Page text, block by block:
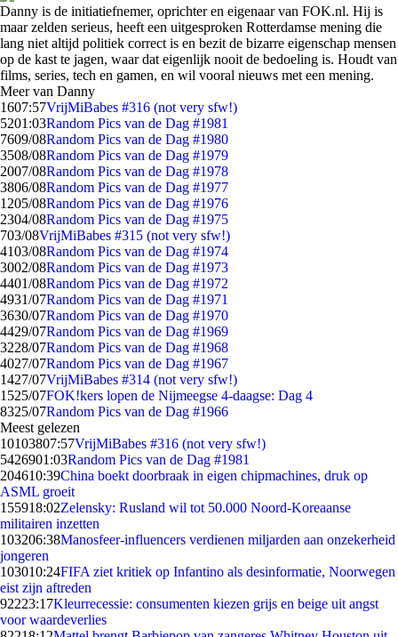
Danny is de initiatiefnemer, oprichter en eigenaar van FOK.nl. Hij is
maar zelden serieus, heeft een uitgesproken Rotterdamse mening die
lang niet altijd politiek correct is en bezit de bizarre eigenschap mensen
op de kast te jagen, waar dat eigenlijk nooit de bedoeling is. Houdt van
films, series, tech en gamen, en wil vooral nieuws met een mening.
Meer van Danny
1607:57VrijMiBabes #316 (not very sfw!)
5201:03Random Pics van de Dag #1981
7609/08Random Pics van de Dag #1980
3508/08Random Pics van de Dag #1979
2007/08Random Pics van de Dag #1978
3806/08Random Pics van de Dag #1977
1205/08Random Pics van de Dag #1976
2304/08Random Pics van de Dag #1975
703/08VrijMiBabes #315 (not very sfw!)
4103/08Random Pics van de Dag #1974
3002/08Random Pics van de Dag #1973
4401/08Random Pics van de Dag #1972
4931/07Random Pics van de Dag #1971
3630/07Random Pics van de Dag #1970
4429/07Random Pics van de Dag #1969
3228/07Random Pics van de Dag #1968
4027/07Random Pics van de Dag #1967
1427/07VrijMiBabes #314 (not very sfw!)
1525/07FOK!kers lopen de Nijmeegse 4-daagse: Dag 4
8325/07Random Pics van de Dag #1966
Meest gelezen
10103807:57VrijMiBabes #316 (not very sfw!)
5426901:03Random Pics van de Dag #1981
204610:39China boekt doorbraak in eigen chipmachines, druk op
ASML groeit
155918:02Zelensky: Rusland wil tot 50.000 Noord-Koreaanse
militairen inzetten
103206:38Manosfeer-influencers verdienen miljarden aan onzekerheid
jongeren
103010:24FIFA ziet kritiek op Infantino als desinformatie, Noorwegen
eist zijn aftreden
92223:17Kleurrecessie: consumenten kiezen grijs en beige uit angst
voor waardeverlies